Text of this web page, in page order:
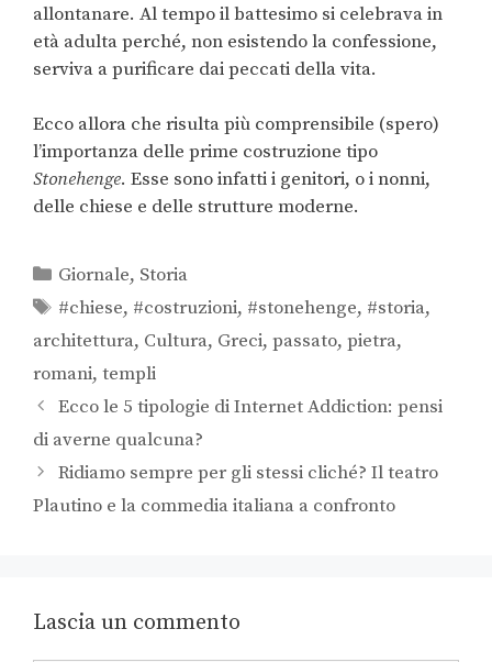
allontanare. Al tempo il battesimo si celebrava in
età adulta perché, non esistendo la confessione,
serviva a purificare dai peccati della vita.
Ecco allora che risulta più comprensibile (spero)
l’importanza delle prime costruzione tipo
Stonehenge. Esse sono infatti i genitori, o i nonni,
delle chiese e delle strutture moderne.
Giornale, Storia
#chiese, #costruzioni, #stonehenge, #storia,
architettura, Cultura, Greci, passato, pietra,
romani, templi
Ecco le 5 tipologie di Internet Addiction: pensi
di averne qualcuna?
Ridiamo sempre per gli stessi cliché? Il teatro
Plautino e la commedia italiana a confronto
Lascia un commento